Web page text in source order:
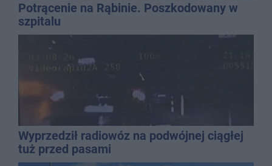
Potrącenie na Rąbinie. Poszkodowany w
szpitalu
Wyprzedził radiowóz na podwójnej ciągłej
tuż przed pasami